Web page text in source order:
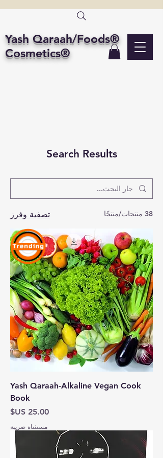
Yash Qaraah/Foods®
Cosmetics®
Search Results
38 منتجات/منتجًا تصفية وفرز
Yash Qaraah-Alkaline Vegan Cook
Book
السعر
مستثناة ضريبة